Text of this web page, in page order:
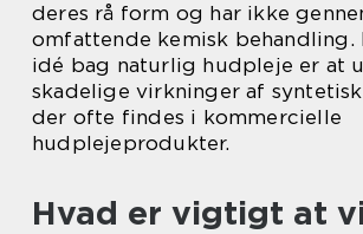
deres rå form og har ikke
omfattende kemisk
idé bag naturlig hudpleje er at
skadelige virkninger af
der ofte findes i kommercielle
hudplejeprodukter.
Hvad er vigtigt at